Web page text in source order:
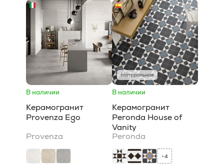
В наличии
Керамогранит
Provenza Ego
Provenza
Натуральная
В наличии
Керамогранит
Peronda House of
Vanity
Peronda
+4